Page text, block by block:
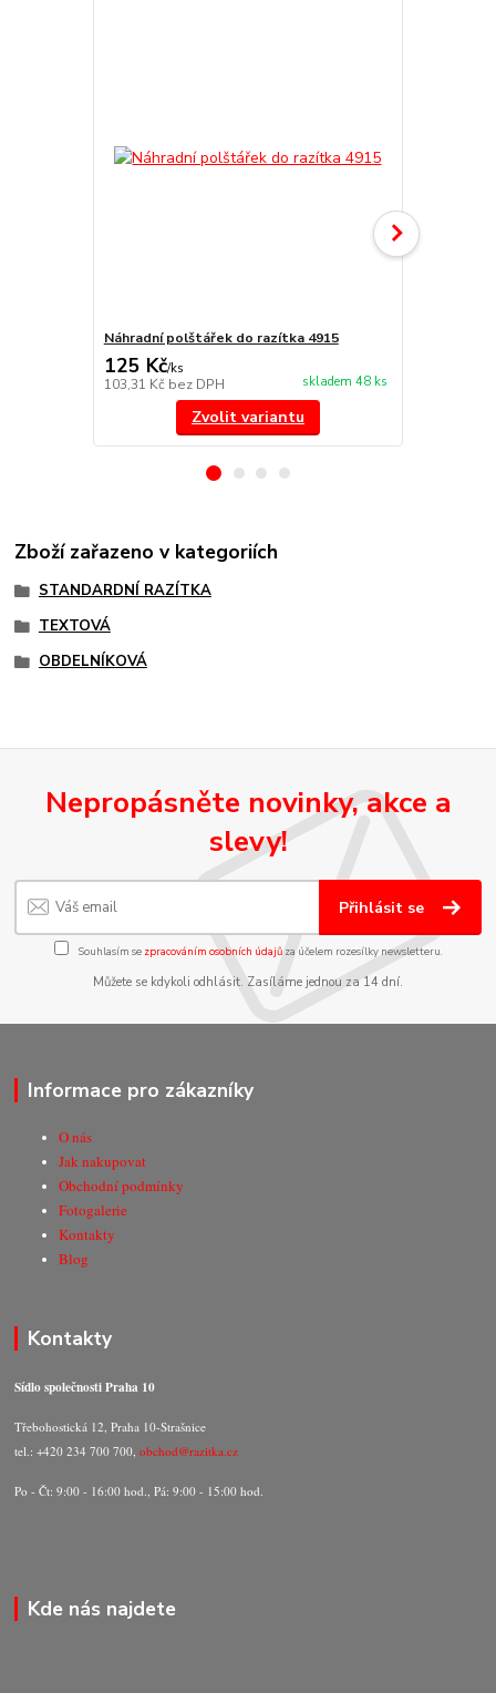
Náhradní polštářek do razítka 4915
125 Kč/ks
103,31 Kč bez DPH skladem 48 ks
Zvolit variantu
Zboží zařazeno v kategoriích
STANDARDNÍ RAZÍTKA
TEXTOVÁ
OBDELNÍKOVÁ
Nepropásněte novinky, akce a
slevy!
Přihlásit se
Souhlasím se zpracováním osobních údajůza účelem rozesílky newsletteru.
Můžete se kdykoli odhlásit. Zasíláme jednou za 14 dní.
Informace pro zákazníky
O nás
Jak nakupovat
Obchodní podmínky
Fotogalerie
Kontakty
Blog
Kontakty
Sídlo společnosti Praha 10
Třebohostická 12, Praha 10-Strašnice
tel.: +420 234 700 700,obchod@razitka.cz
Po - Čt: 9:00 - 16:00 hod., Pá: 9:00 - 15:00 hod.
Kde nás najdete